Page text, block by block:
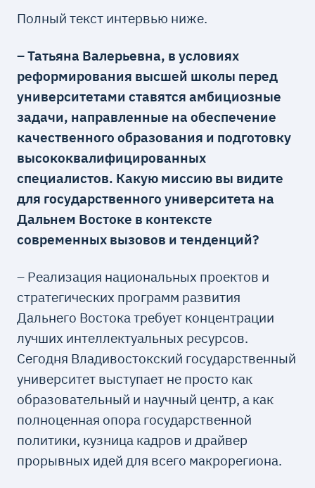
Полный текст интервью ниже.
– Татьяна Валерьевна, в условиях
реформирования высшей школы перед
университетами ставятся амбициозные
задачи, направленные на обеспечение
качественного образования и подготовку
высококвалифицированных
специалистов. Какую миссию вы видите
для государственного университета на
Дальнем Востоке в контексте
современных вызовов и тенденций?
– Реализация национальных проектов и
стратегических программ развития
Дальнего Востока требует концентрации
лучших интеллектуальных ресурсов.
Сегодня Владивостокский государственный
университет выступает не просто как
образовательный и научный центр, а как
полноценная опора государственной
политики, кузница кадров и драйвер
прорывных идей для всего макрорегиона.